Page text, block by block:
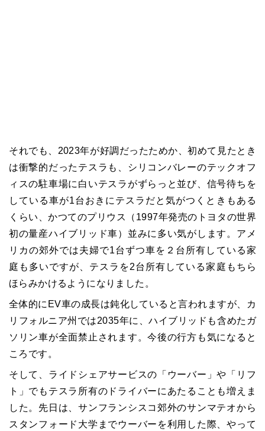
それでも、2023年が好調だったためか、初めて見たとき
は衝撃的だったテスラも、シリコンバレーのテックオフ
ィスの駐車場に白いテスラがずらっと並び、信号待ちを
している車が1台おきにテスラだと気がつくときもある
くらい、かつてのプリウス（1997年発売のトヨタの世界
初の量産ハイブリッド車）並みに多い気がします。アメ
リカの郊外では夫婦で1台ずつ車を２台所有している家
庭も多いですが、テスラを2台所有している家庭もちら
ほらみかけるようになりました。
全体的にEV車の成長は鈍化していると言われますが、カ
リフォルニア州では2035年に、ハイブリッドも含めたガ
ソリン車が全面禁止されます。今後の行方も気になると
ころです。
そして、ライドシェアサービスの「ウーバー」や「リフ
ト」でもテスラ所有のドライバーにあたることも増えま
した。先日は、サンフランシスコ郊外のサンマテオから
スタンフォード大学までウーバーを利用した際、やって